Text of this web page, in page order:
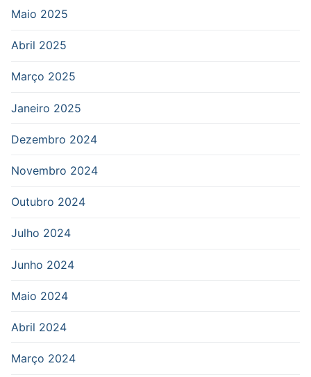
Maio 2025
Abril 2025
Março 2025
Janeiro 2025
Dezembro 2024
Novembro 2024
Outubro 2024
Julho 2024
Junho 2024
Maio 2024
Abril 2024
Março 2024